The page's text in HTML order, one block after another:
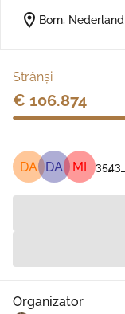
location_on Born, Nederland
Strânși
€ 106.874
DA DA MI 3543
Organizator